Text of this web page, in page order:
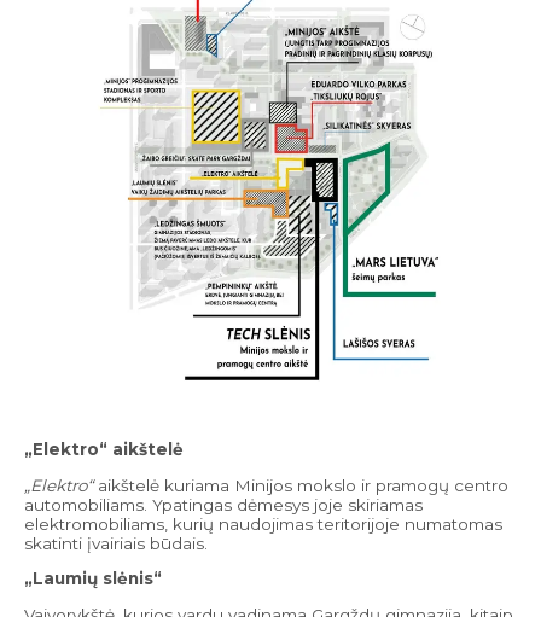
„Elektro“ aikštelė
„Elektro“aikštelė kuriama Minijos mokslo ir pramogų centro
automobiliams. Ypatingas dėmesys joje skiriamas
elektromobiliams, kurių naudojimas teritorijoje numatomas
skatinti įvairiais būdais.
„Laumių slėnis“